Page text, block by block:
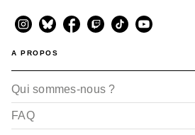
A PROPOS
Qui sommes-nous ?
FAQ